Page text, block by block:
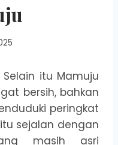
itu Mamuju
bersih, bahkan
peringkat
sejalan dengan
masih asri